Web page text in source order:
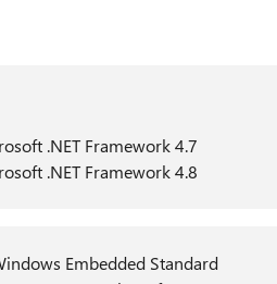
.NET Framework 4.7
.NET Framework 4.8
Embedded Standard